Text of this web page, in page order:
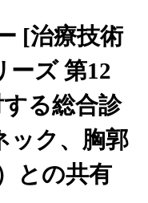
[治療技術
ーズ 第12
る総合診
ック、胸郭
との共有